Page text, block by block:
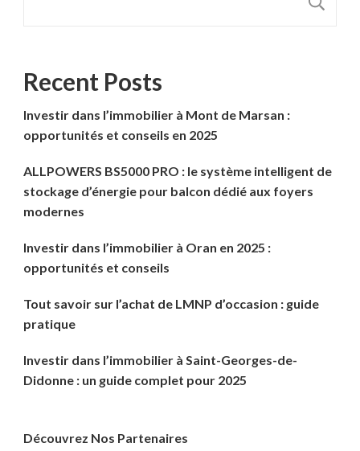
Recent Posts
Investir dans l’immobilier à Mont de Marsan :
opportunités et conseils en 2025
ALLPOWERS BS5000 PRO : le système intelligent de
stockage d’énergie pour balcon dédié aux foyers
modernes
Investir dans l’immobilier à Oran en 2025 :
opportunités et conseils
Tout savoir sur l’achat de LMNP d’occasion : guide
pratique
Investir dans l’immobilier à Saint-Georges-de-
Didonne : un guide complet pour 2025
Découvrez Nos Partenaires